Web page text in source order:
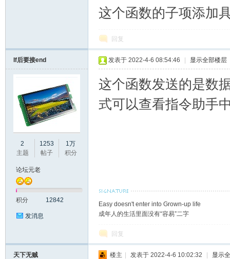
这个函数的子项添加
回复
If后要接end
2
主题
1253
帖子
1万
积分
论坛元老
积分 12842
发消息
发表于 2022-4-6 08:54:46 显示全部楼层
这个函数发送的是数
式可以查看指令助手
Easy doesn't enter into Grown-up life
成年人的生活里面没有“容易”二字
回复
天下无贼 楼主 发表于 2022-4-6 10:02:32 显示